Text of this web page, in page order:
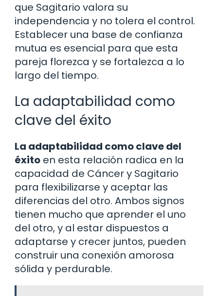
que Sagitario valora su
independencia y no tolera el control.
Establecer una base de confianza
mutua es esencial para que esta
pareja florezca y se fortalezca a lo
largo del tiempo.
La adaptabilidad como
clave del éxito
La adaptabilidad como clave del
éxito en esta relación radica en la
capacidad de Cáncer y Sagitario
para flexibilizarse y aceptar las
diferencias del otro. Ambos signos
tienen mucho que aprender el uno
del otro, y al estar dispuestos a
adaptarse y crecer juntos, pueden
construir una conexión amorosa
sólida y perdurable.